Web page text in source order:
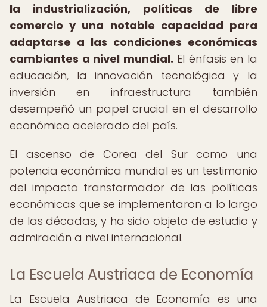
la industrialización, políticas de libre
comercio y una notable capacidad para
adaptarse a las condiciones económicas
cambiantes a nivel mundial. El énfasis en la
educación, la innovación tecnológica y la
inversión en infraestructura también
desempeñó un papel crucial en el desarrollo
económico acelerado del país.
El ascenso de Corea del Sur como una
potencia económica mundial es un testimonio
del impacto transformador de las políticas
económicas que se implementaron a lo largo
de las décadas, y ha sido objeto de estudio y
admiración a nivel internacional.
La Escuela Austriaca de Economía
La Escuela Austriaca de Economía es una